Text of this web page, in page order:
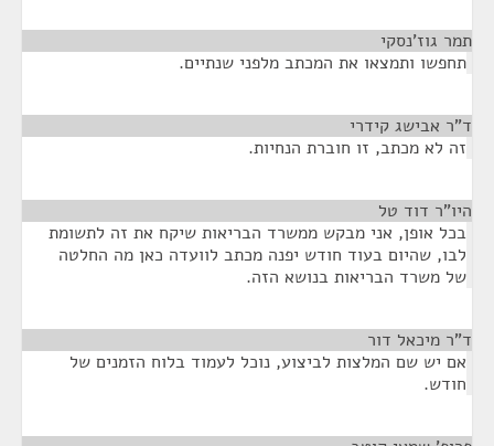
תמר גוז'נסקי
תחפשו ותמצאו את המכתב מלפני שנתיים.
ד"ר אבישג קידרי
זה לא מכתב, זו חוברת הנחיות.
היו"ר דוד טל
בכל אופן, אני מבקש ממשרד הבריאות שיקח את זה לתשומת
לבו, שהיום בעוד חודש יפנה מכתב לוועדה כאן מה החלטה
של משרד הבריאות בנושא הזה.
ד"ר מיכאל דור
אם יש שם המלצות לביצוע, נוכל לעמוד בלוח הזמנים של
חודש.